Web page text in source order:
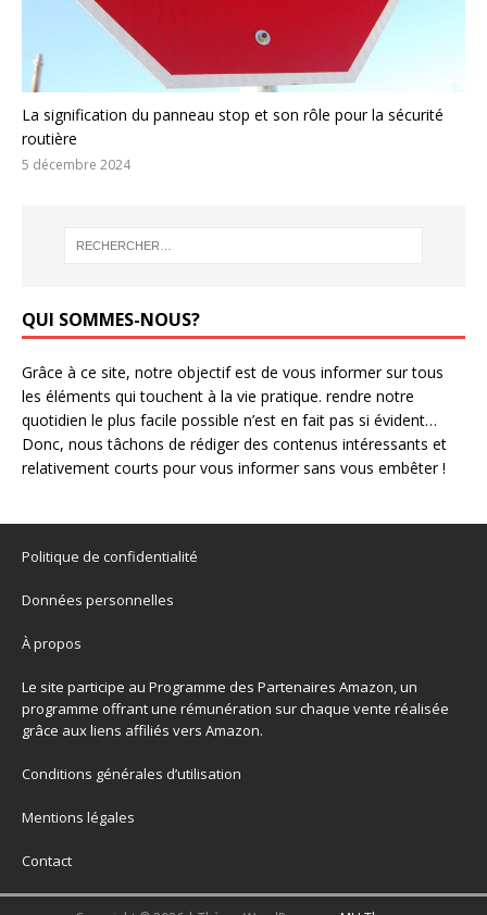
La signification du panneau stop et son rôle pour la sécurité
routière
5 décembre 2024
QUI SOMMES-NOUS?
Grâce à ce site, notre objectif est de vous informer sur tous
les éléments qui touchent à la vie pratique. rendre notre
quotidien le plus facile possible n’est en fait pas si évident…
Donc, nous tâchons de rédiger des contenus intéressants et
relativement courts pour vous informer sans vous embêter !
Politique de confidentialité
Données personnelles
À propos
Le site participe au Programme des Partenaires Amazon, un
programme offrant une rémunération sur chaque vente réalisée
grâce aux liens affiliés vers Amazon.
Conditions générales d’utilisation
Mentions légales
Contact